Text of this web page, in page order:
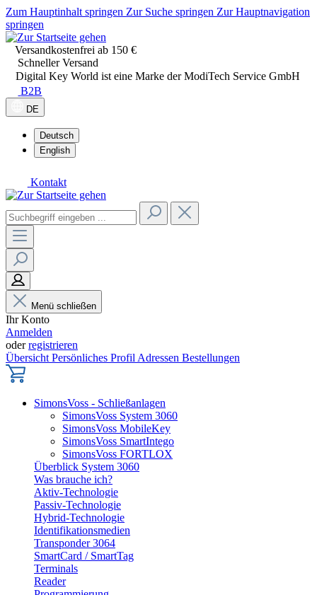
Zum Hauptinhalt springen Zur Suche springen Zur Hauptnavigation
springen
Versandkostenfrei ab 150 €
Schneller Versand
Digital Key World ist eine Marke der ModiTech Service GmbH
B2B
DE
Deutsch
English
Kontakt
Menü schließen
Ihr Konto
Anmelden
oderregistrieren
Übersicht Persönliches Profil Adressen Bestellungen
SimonsVoss - Schließanlagen
SimonsVoss System 3060
SimonsVoss MobileKey
SimonsVoss SmartIntego
SimonsVoss FORTLOX
Überblick System 3060
Was brauche ich?
Aktiv-Technologie
Passiv-Technologie
Hybrid-Technologie
Identifikationsmedien
Transponder 3064
SmartCard / SmartTag
Terminals
Reader